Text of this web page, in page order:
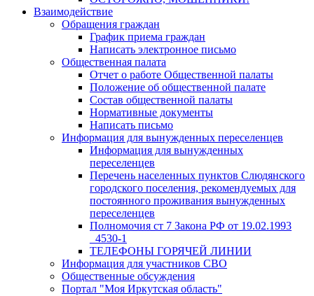
Взаимодействие
Обращения граждан
График приема граждан
Написать электронное письмо
Общественная палата
Отчет о работе Общественной палаты
Положение об общественной палате
Состав общественной палаты
Нормативные документы
Написать письмо
Информация для вынужденных переселенцев
Информация для вынужденных
переселенцев
Перечень населенных пунктов Слюдянского
городского поселения, рекомендуемых для
постоянного проживания вынужденных
переселенцев
Полномочия ст 7 Закона РФ от 19.02.1993
_4530-1
ТЕЛЕФОНЫ ГОРЯЧЕЙ ЛИНИИ
Информация для участников СВО
Общественные обсуждения
Портал "Моя Иркутская область"